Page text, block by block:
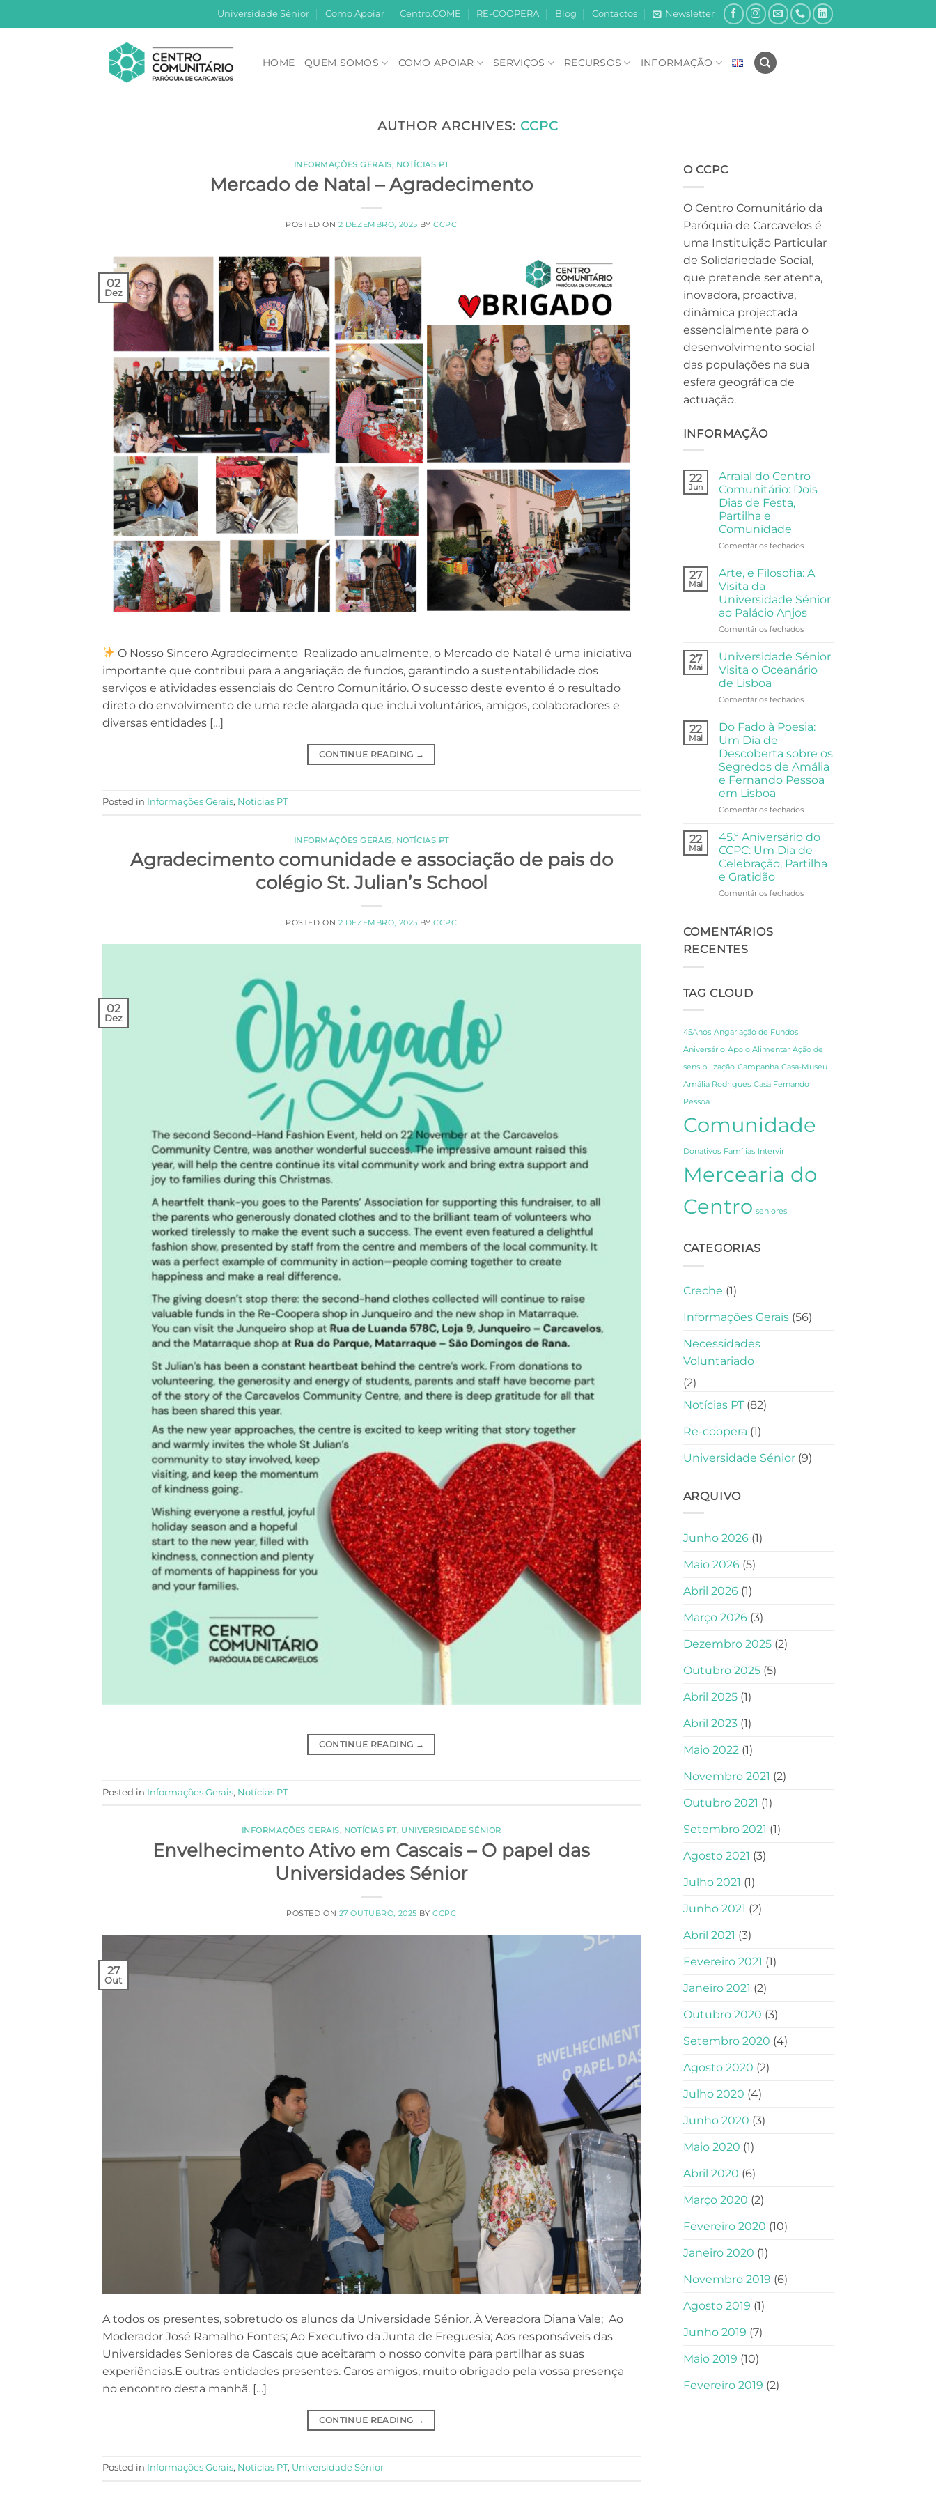
to
Universidade Sénior Como Apoiar Centro.COME RE-COOPERA Blog Contactos Newsletter
HOME QUEM SOMOS COMO APOIAR SERVIÇOS RECURSOS INFORMAÇÃO
AUTHOR ARCHIVES: CCPC
INFORMAÇÕES GERAIS, NOTÍCIAS PT
Mercado de Natal – Agradecimento
POSTED ON 2 DEZEMBRO, 2025 BYCCPC
02
Dez
O Nosso Sincero Agradecimento Realizado anualmente, o Mercado de Natal é uma iniciativa
importante que contribui para a angariação de fundos, garantindo a sustentabilidade dos
serviços e atividades essenciais do Centro Comunitário. O sucesso deste evento é o resultado
direto do envolvimento de uma rede alargada que inclui voluntários, amigos, colaboradores e
diversas entidades […]
CONTINUE READING →
Posted in Informações Gerais, Notícias PT
INFORMAÇÕES GERAIS, NOTÍCIAS PT
Agradecimento comunidade e associação de pais do
colégio St. Julian’s School
POSTED ON 2 DEZEMBRO, 2025 BYCCPC
02
Dez
CONTINUE READING →
Posted in Informações Gerais, Notícias PT
INFORMAÇÕES GERAIS, NOTÍCIAS PT, UNIVERSIDADE SÉNIOR
Envelhecimento Ativo em Cascais – O papel das
Universidades Sénior
POSTED ON 27 OUTUBRO, 2025 BYCCPC
27
Out
A todos os presentes, sobretudo os alunos da Universidade Sénior. À Vereadora Diana Vale; Ao
Moderador José Ramalho Fontes; Ao Executivo da Junta de Freguesia; Aos responsáveis das
Universidades Seniores de Cascais que aceitaram o nosso convite para partilhar as suas
experiências.E outras entidades presentes. Caros amigos, muito obrigado pela vossa presença
no encontro desta manhã. […]
CONTINUE READING →
Posted in Informações Gerais, Notícias PT, Universidade Sénior
O CCPC
O Centro Comunitário da
Paróquia de Carcavelos é
uma Instituição Particular
de Solidariedade Social,
que pretende ser atenta,
inovadora, proactiva,
dinâmica projectada
essencialmente para o
desenvolvimento social
das populações na sua
esfera geográfica de
actuação.
INFORMAÇÃO
22
Jun
Arraial do Centro
Comunitário: Dois
Dias de Festa,
Partilha e
Comunidade
Comentários fechadosem
do
Dois
Dias
de
Partilha
e
Comunidade
27
Mai
Arte, e Filosofia: A
Visita da
Universidade Sénior
ao Palácio Anjos
Comentários fechadosem
e
Filosofia:
A
da
Sénior
Anjos
27
Mai
Universidade Sénior
Visita o Oceanário
de Lisboa
Comentários fechadosem
Sénior
Oceanário
de
Lisboa
22
Mai
Do Fado à Poesia:
Um Dia de
Descoberta sobre os
Segredos de Amália
e Fernando Pessoa
em Lisboa
Comentários fechadosem
Fado
à
Poesia:
Um
de
22
Mai
45.º Aniversário do
CCPC: Um Dia de
Celebração, Partilha
e Gratidão
Comentários fechadosem
COMENTÁRIOS
RECENTES
TAG CLOUD
45Anos Angariação de Fundos
Aniversário Apoio Alimentar Ação de
sensibilização Campanha Casa-Museu
Amália Rodrigues Casa Fernando
Pessoa
Comunidade
Donativos Famílias Intervir
Mercearia do
Centro seniores
CATEGORIAS
Creche (1)
Informações Gerais(56)
Necessidades
Voluntariado
(2)
Notícias PT(82)
Re-coopera (1)
Universidade Sénior(9)
ARQUIVO
Junho 2026(1)
Maio 2026(5)
Abril 2026(1)
Março 2026(3)
Dezembro 2025(2)
Outubro 2025(5)
Abril 2025(1)
Abril 2023(1)
Maio 2022(1)
Novembro 2021 (2)
Outubro 2021 (1)
Setembro 2021 (1)
Agosto 2021 (3)
Julho 2021 (1)
Junho 2021 (2)
Abril 2021 (3)
Fevereiro 2021 (1)
Janeiro 2021 (2)
Outubro 2020 (3)
Setembro 2020 (4)
Agosto 2020 (2)
Julho 2020 (4)
Junho 2020 (3)
Maio 2020 (1)
Abril 2020 (6)
Março 2020 (2)
Fevereiro 2020 (10)
Janeiro 2020 (1)
Novembro 2019 (6)
Agosto 2019 (1)
Junho 2019 (7)
Maio 2019 (10)
Fevereiro 2019 (2)